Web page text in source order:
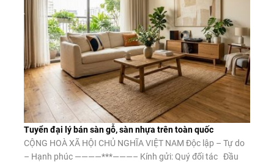
Tuyển đại lý bán sàn gỗ, sàn nhựa trên toàn quốc
CỘNG HOÀ XÃ HỘI CHỦ NGHĨA VIỆT NAM Độc lập – Tự do
– Hạnh phúc ————***———– Kính gửi: Quý đối tác Đầu